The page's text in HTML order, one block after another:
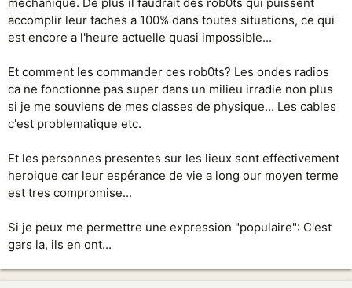
accomplir leur taches a 100% dans toutes situations, ce qui
est encore a l'heure actuelle quasi impossible...
Et comment les commander ces rob0ts? Les ondes radios
ca ne fonctionne pas super dans un milieu irradie non plus
si je me souviens de mes classes de physique... Les cables
c'est problematique etc.
Et les personnes presentes sur les lieux sont effectivement
heroique car leur espérance de vie a long our moyen terme
est tres compromise...
Si je peux me permettre une expression "populaire": C'est
gars la, ils en ont...